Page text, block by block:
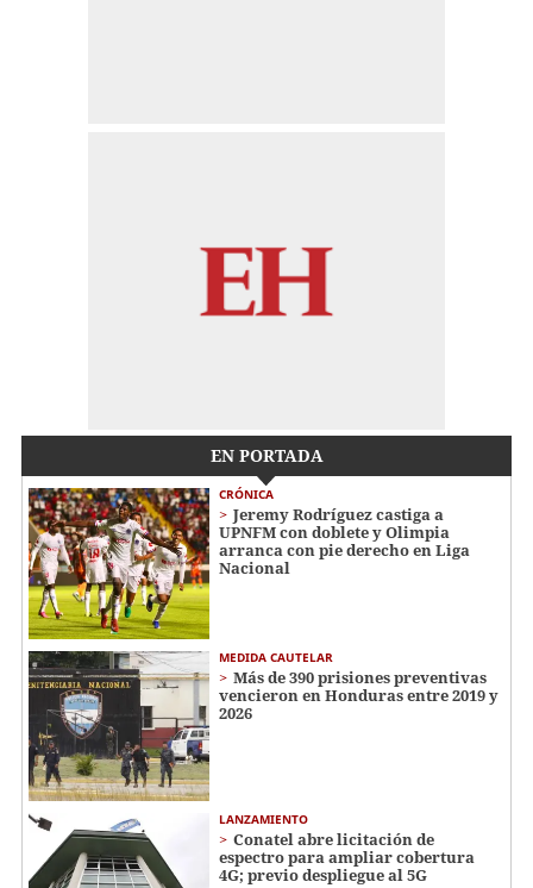
EN PORTADA
CRÓNICA
Jeremy Rodríguez castiga a
UPNFM con doblete y Olimpia
arranca con pie derecho en Liga
Nacional
MEDIDA CAUTELAR
Más de 390 prisiones preventivas
vencieron en Honduras entre 2019 y
2026
LANZAMIENTO
Conatel abre licitación de
espectro para ampliar cobertura
4G; previo despliegue al 5G